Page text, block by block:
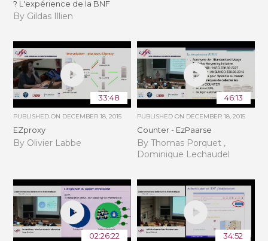
? L'expérience de la BNF
By Gildas Illien
33:48
PUBLISHED ON DECEMBER 18, 2015
EZproxy
By Olivier Labbe
46:13
PUBLISHED ON DECEMBER 18, 2015
Counter - EzPaarse
By Thomas Porquet ,
Dominique Lechaudel
02:26:22 34:52